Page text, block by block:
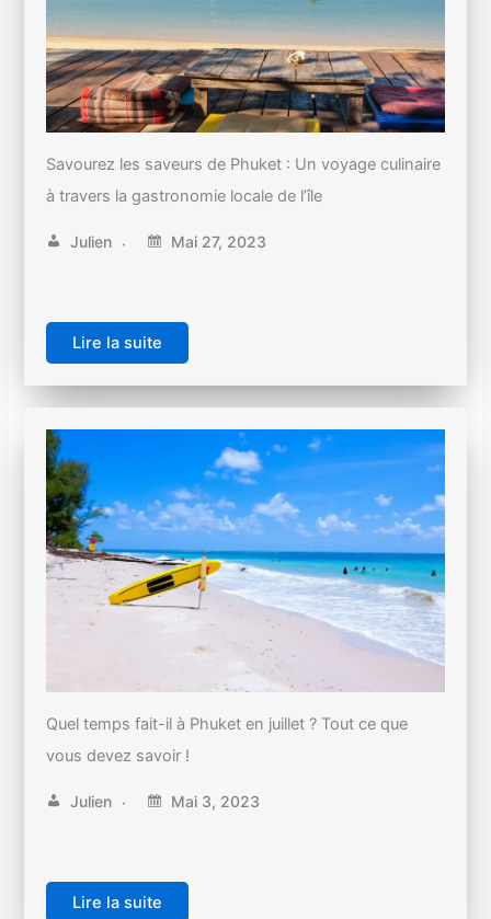
Savourez les saveurs de Phuket : Un voyage culinaire
à travers la gastronomie locale de l’île
Julien Mai 27, 2023
Lire la suite
Quel temps fait-il à Phuket en juillet ? Tout ce que
vous devez savoir !
Julien Mai 3, 2023
Lire la suite